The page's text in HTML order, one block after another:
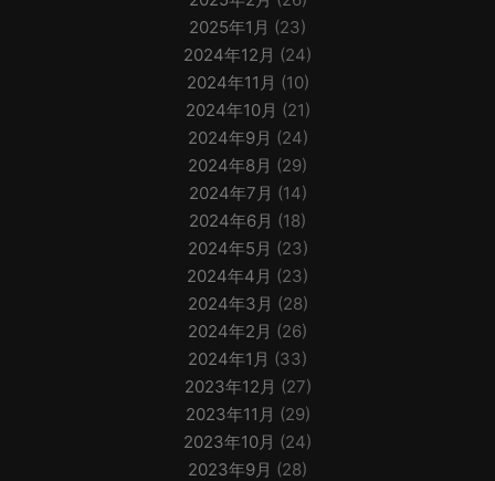
2025年1月 (23)
2024年12月 (24)
2024年11月 (10)
2024年10月 (21)
2024年9月 (24)
2024年8月 (29)
2024年7月 (14)
2024年6月 (18)
2024年5月 (23)
2024年4月 (23)
2024年3月 (28)
2024年2月 (26)
2024年1月 (33)
2023年12月 (27)
2023年11月 (29)
2023年10月 (24)
2023年9月 (28)